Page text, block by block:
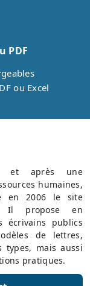
PDF
ou Excel
et après une
humaines,
en 2006 le site
Il propose en
écrivains publics
de lettres,
types, mais aussi
pratiques.